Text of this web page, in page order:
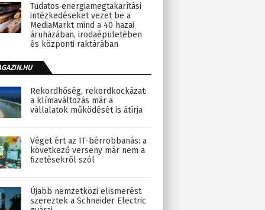
Tudatos energiamegtakarítási
intézkedéseket vezet be a
MediaMarkt mind a 40 hazai
áruházában, irodaépületében
és központi raktárában
Rekordhőség, rekordkockázat:
a klímaváltozás már a
vállalatok működését is átírja
Véget ért az IT-bérrobbanás: a
következő verseny már nem a
fizetésekről szól
Újabb nemzetközi elismerést
szereztek a Schneider Electric